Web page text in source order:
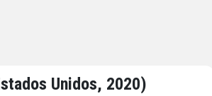
Unidos, 2020)